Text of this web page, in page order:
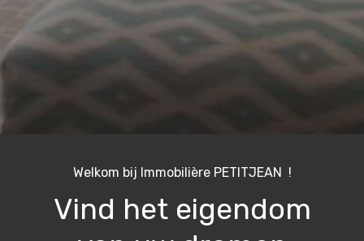
Welkom bij Immobilière PETITJEAN !
Vind het eigendom